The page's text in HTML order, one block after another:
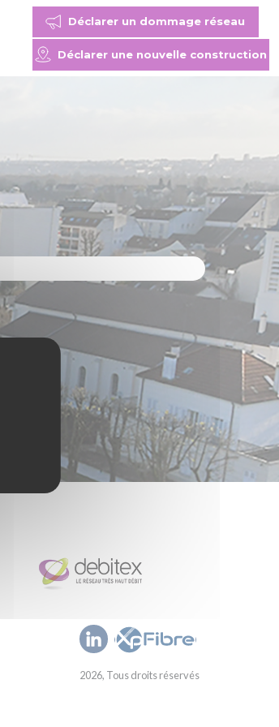
Déclarer un dommage réseau
Déclarer une nouvelle construction
2026, Tous droits réservés